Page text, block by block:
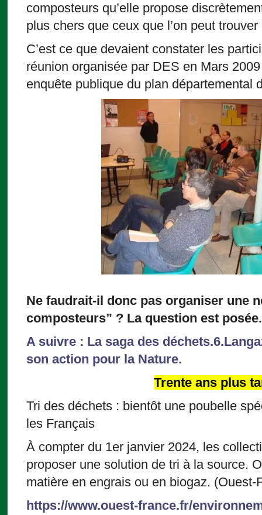
composteurs qu’elle propose
plus chers que ceux que l’on peut
C’est ce que devaient constater les
réunion organisée par DES en Mars
enquête publique du plan départemental
Ne faudrait-il donc pas organiser une
composteurs” ? La question est posée.
A suivre : La saga des
son action pour la Nature.
Trente ans plus
Tri des déchets : bientôt une poubelle
les Français
À compter du 1er janvier 2024, les
proposer une solution de tri à la source.
matière en engrais ou en biogaz. (Ouest-
https://www.ouest-france.fr/